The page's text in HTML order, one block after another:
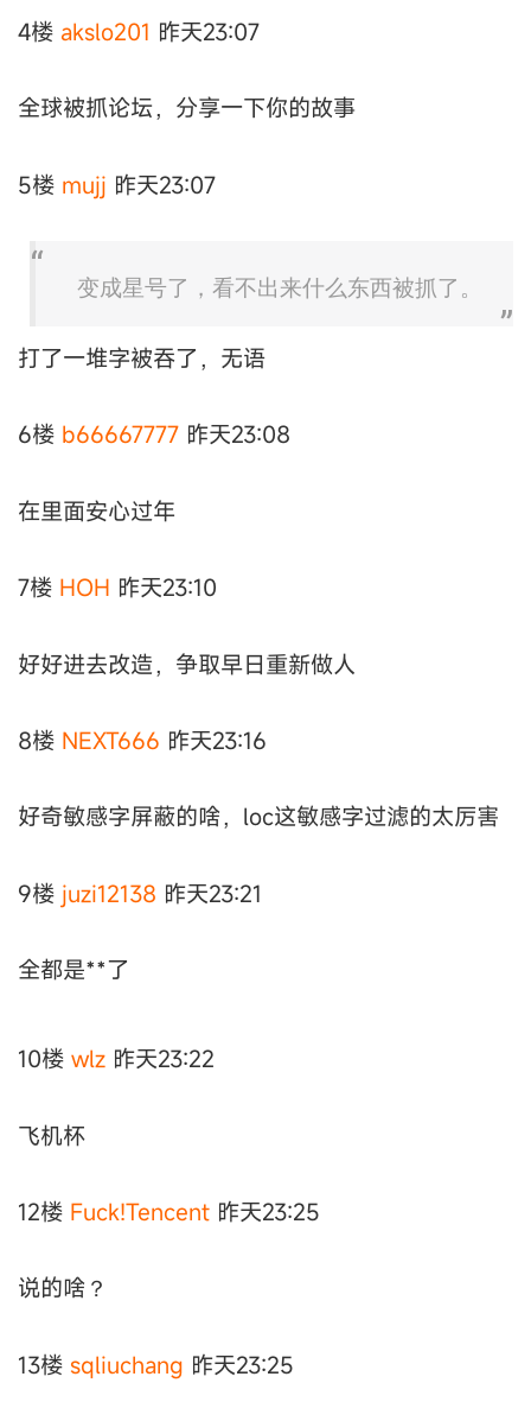
4楼 akslo201 昨天23:07
全球被抓论坛，分享一下你的故事
5楼 mujj 昨天23:07
变成星号了，看不出来什么东西被抓了。
打了一堆字被吞了，无语
6楼 b66667777 昨天23:08
在里面安心过年
7楼 HOH 昨天23:10
好好进去改造，争取早日重新做人
8楼 NEXT666 昨天23:16
好奇敏感字屏蔽的啥，loc这敏感字过滤的太厉害
9楼 juzi12138 昨天23:21
全都是**了
10楼 wlz 昨天23:22
飞机杯
12楼 Fuck!Tencent 昨天23:25
说的啥？
13楼 sqliuchang 昨天23:25